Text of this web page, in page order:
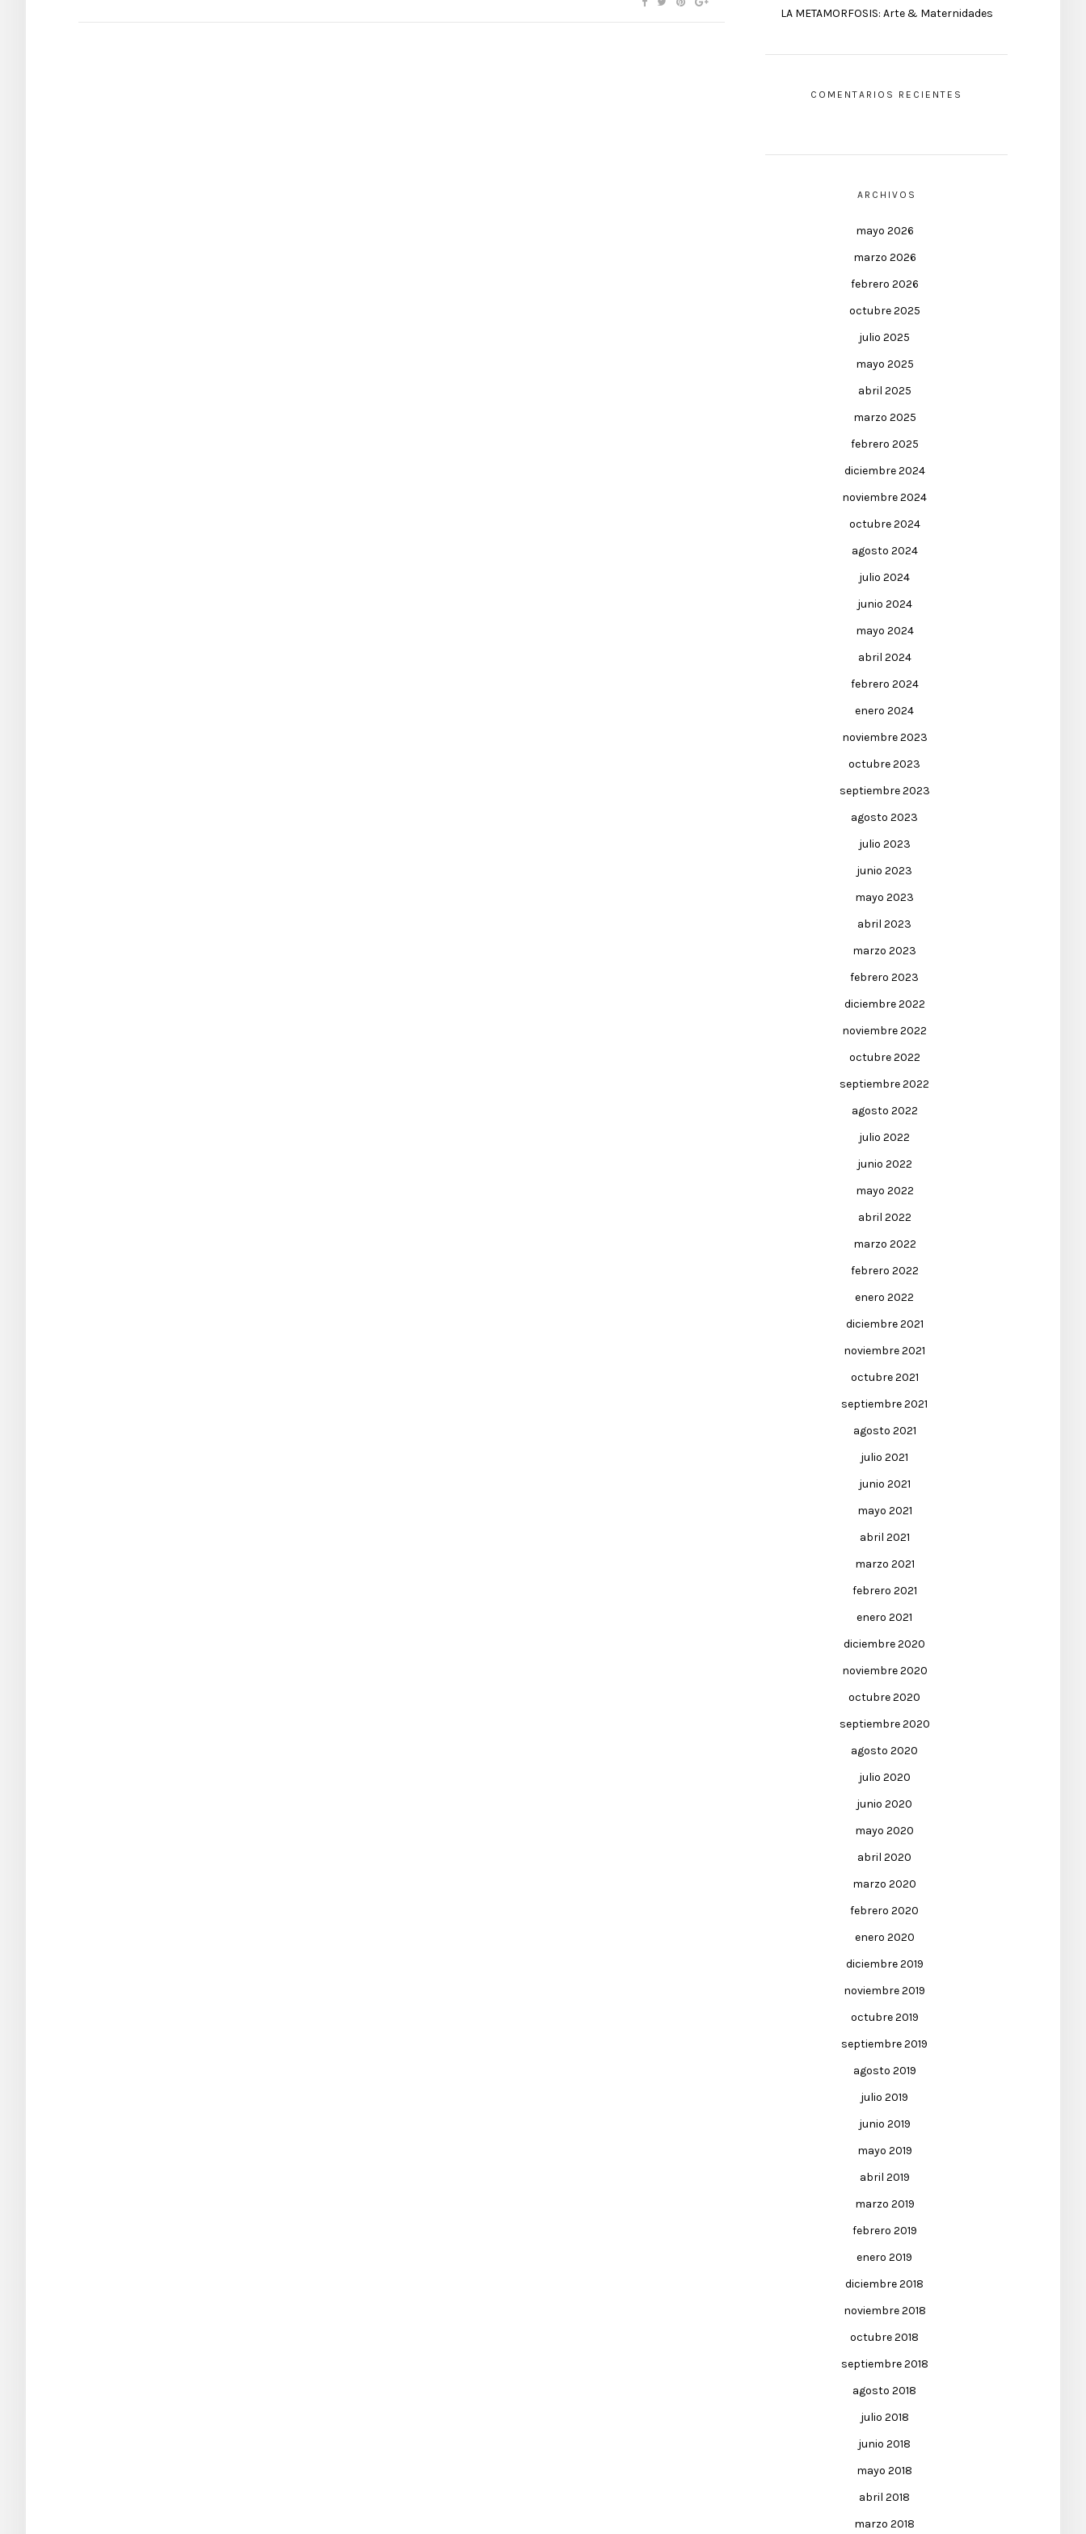
LA METAMORFOSIS: Arte & Maternidades
COMENTARIOS RECIENTES
ARCHIVOS
mayo 2026
marzo 2026
febrero 2026
octubre 2025
julio 2025
mayo 2025
abril 2025
marzo 2025
febrero 2025
diciembre 2024
noviembre 2024
octubre 2024
agosto 2024
julio 2024
junio 2024
mayo 2024
abril 2024
febrero 2024
enero 2024
noviembre 2023
octubre 2023
septiembre 2023
agosto 2023
julio 2023
junio 2023
mayo 2023
abril 2023
marzo 2023
febrero 2023
diciembre 2022
noviembre 2022
octubre 2022
septiembre 2022
agosto 2022
julio 2022
junio 2022
mayo 2022
abril 2022
marzo 2022
febrero 2022
enero 2022
diciembre 2021
noviembre 2021
octubre 2021
septiembre 2021
agosto 2021
julio 2021
junio 2021
mayo 2021
abril 2021
marzo 2021
febrero 2021
enero 2021
diciembre 2020
noviembre 2020
octubre 2020
septiembre 2020
agosto 2020
julio 2020
junio 2020
mayo 2020
abril 2020
marzo 2020
febrero 2020
enero 2020
diciembre 2019
noviembre 2019
octubre 2019
septiembre 2019
agosto 2019
julio 2019
junio 2019
mayo 2019
abril 2019
marzo 2019
febrero 2019
enero 2019
diciembre 2018
noviembre 2018
octubre 2018
septiembre 2018
agosto 2018
julio 2018
junio 2018
mayo 2018
abril 2018
marzo 2018